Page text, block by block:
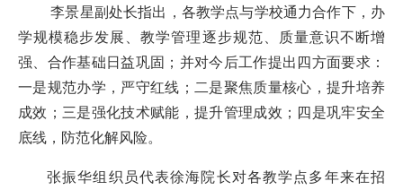
李景星副处长指出，各教学点与学校通力合作下，办
学规模稳步发展、教学管理逐步规范、质量意识不断增
强、合作基础日益巩固；并对今后工作提出四方面要求：
一是规范办学，严守红线；二是聚焦质量核心，提升培养
成效；三是强化技术赋能，提升管理成效；四是巩牢安全
底线，防范化解风险。
张振华组织员代表徐海院长对各教学点多年来在招